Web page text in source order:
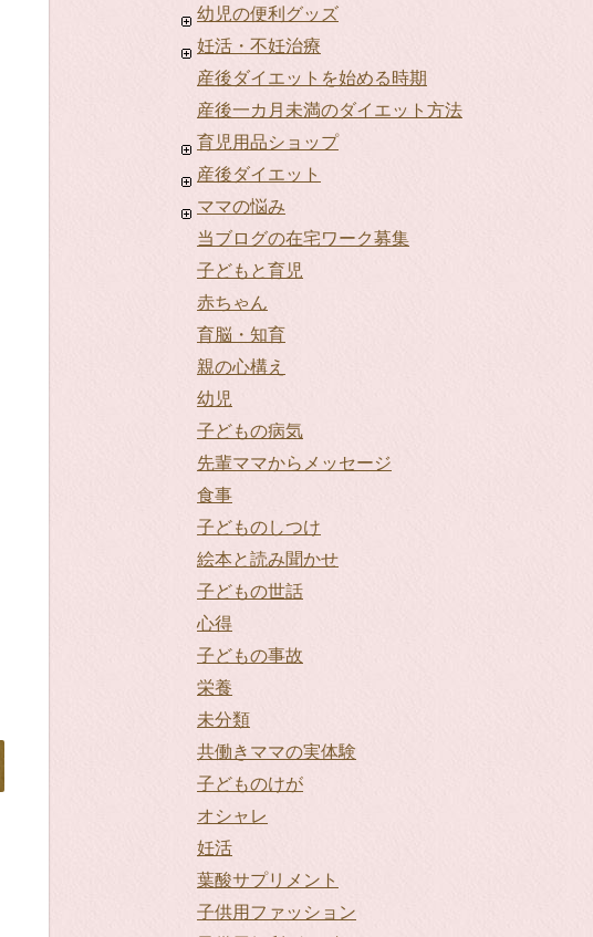
幼児の便利グッズ
妊活・不妊治療
産後ダイエットを始める時期
産後一カ月未満のダイエット方法
育児用品ショップ
産後ダイエット
ママの悩み
当ブログの在宅ワーク募集
子どもと育児
赤ちゃん
育脳・知育
親の心構え
幼児
子どもの病気
先輩ママからメッセージ
食事
子どものしつけ
絵本と読み聞かせ
子どもの世話
心得
子どもの事故
栄養
未分類
共働きママの実体験
子どものけが
オシャレ
妊活
葉酸サプリメント
子供用ファッション